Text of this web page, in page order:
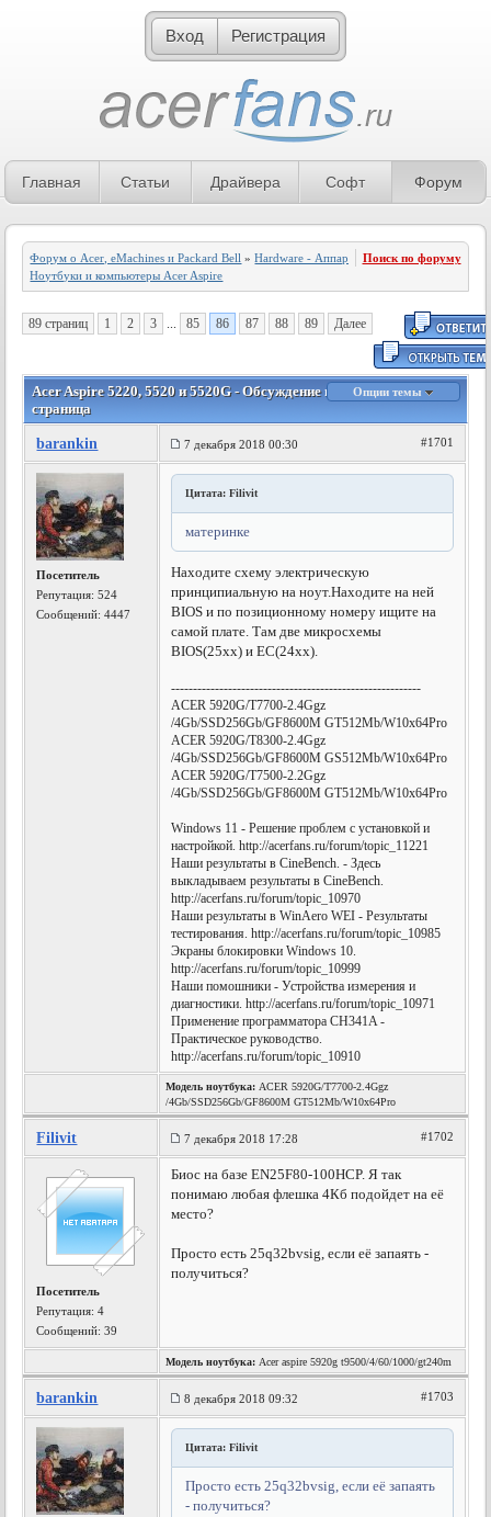
Вход Регистрация
Главная Статьи Драйвера Софт Форум
Форум о Acer, eMachines и Packard Bell »Hardware - Аппаратное обеспечение»
Ноутбуки и компьютеры Acer Aspire
Поиск по форуму
89 страниц 1 2 3 ... 85 86 87 88 89 Далее
Acer Aspire 5220, 5520 и 5520G - Обсуждение и отзывы - 86
страница
Опции темы
barankin 7 декабря 2018 00:30 #1701
Посетитель
Репутация:524
Сообщений: 4447
Цитата: Filivit
материнке
Находите схему электрическую
принципиальную на ноут.Находите на ней
BIOS и по позиционному номеру ищите на
самой плате. Там две микросхемы
BIOS(25хх) и EC(24хх).
---------------------------------------------------------
ACER 5920G/T7700-2.4Ggz
/4Gb/SSD256Gb/GF8600M GT512Mb/W10x64Pro
ACER 5920G/T8300-2.4Ggz
/4Gb/SSD256Gb/GF8600M GS512Mb/W10x64Pro
ACER 5920G/T7500-2.2Ggz
/4Gb/SSD256Gb/GF8600M GT512Mb/W10x64Pro
Windows 11 - Решение проблем с установкой и
настройкой. http://acerfans.ru/forum/topic_11221
Наши результаты в CineBench. - Здесь
выкладываем результаты в CineBench.
http://acerfans.ru/forum/topic_10970
Наши результаты в WinAero WEI - Результаты
тестирования. http://acerfans.ru/forum/topic_10985
Экраны блокировки Windows 10.
http://acerfans.ru/forum/topic_10999
Наши помошники - Устройства измерения и
диагностики. http://acerfans.ru/forum/topic_10971
Применение программатора CH341A -
Практическое руководство.
http://acerfans.ru/forum/topic_10910
Модель ноутбука: ACER 5920G/T7700-2.4Ggz
/4Gb/SSD256Gb/GF8600M GT512Mb/W10x64Pro
Filivit 7 декабря 2018 17:28 #1702
Посетитель
Репутация:4
Сообщений: 39
Биос на базе EN25F80-100HCP. Я так
понимаю любая флешка 4Кб подойдет на её
место?
Просто есть 25q32bvsig, если её запаять -
получиться?
Модель ноутбука: Acer aspire 5920g t9500/4/60/1000/gt240m
barankin 8 декабря 2018 09:32 #1703
Цитата: Filivit
Просто есть 25q32bvsig, если её запаять
- получиться?